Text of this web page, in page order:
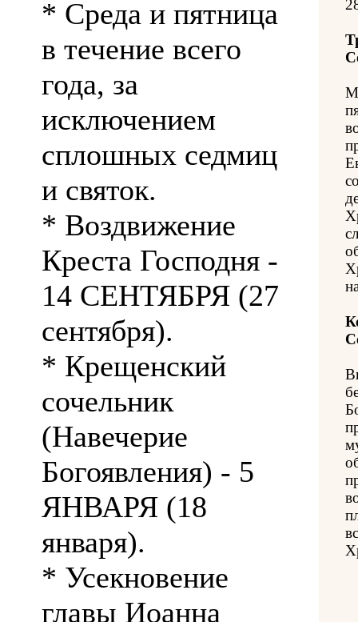
* Среда и пятница
в течение всего
года, за
исключением
сплошных седмиц
и святок.
* Воздвижение
Креста Господня -
14 СЕНТЯБРЯ (27
сентября).
* Крещенский
сочельник
(Навечерие
Богоявления) - 5
ЯНВАРЯ (18
января).
* Усекновение
главы Иоанна